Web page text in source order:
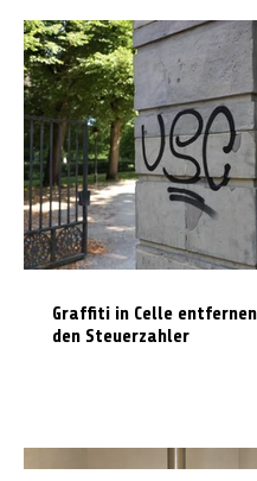
Graffiti in Celle
den Steuerzahler